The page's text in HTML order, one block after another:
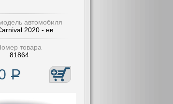
автомобиля
2020 - нв
товара
81864
Р